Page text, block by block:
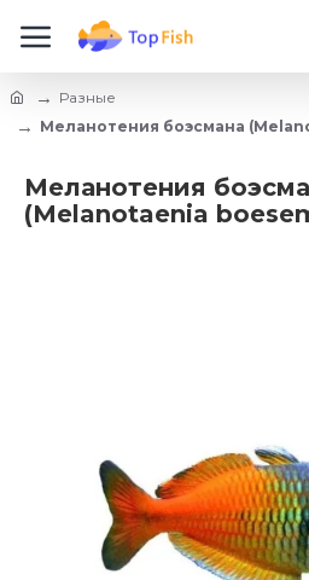
Разные
Меланотения боэсмана
Меланотения
(Melanotaenia